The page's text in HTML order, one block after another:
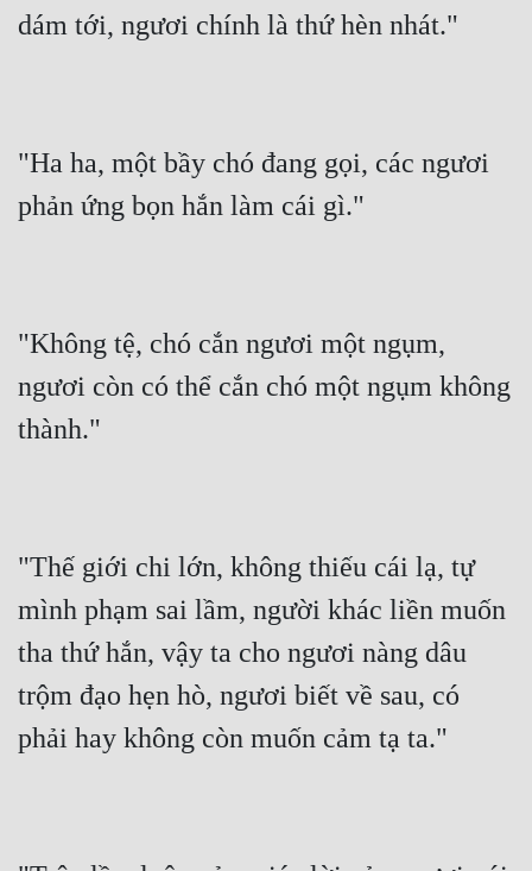
dám tới, ngươi chính là thứ hèn nhát."
"Ha ha, một bầy chó đang gọi, các ngươi
phản ứng bọn hắn làm cái gì."
"Không tệ, chó cắn ngươi một ngụm,
ngươi còn có thể cắn chó một ngụm không
thành."
"Thế giới chi lớn, không thiếu cái lạ, tự
mình phạm sai lầm, người khác liền muốn
tha thứ hắn, vậy ta cho ngươi nàng dâu
trộm đạo hẹn hò, ngươi biết về sau, có
phải hay không còn muốn cảm tạ ta."